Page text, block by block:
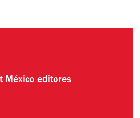
México editores